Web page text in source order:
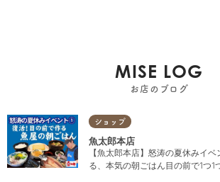
MISE LOG
お店のブログ
ショップ
魚太郎本店
【魚太郎本店】怒涛の夏休みイ
る、本気の朝ごはん目の前で1つ1